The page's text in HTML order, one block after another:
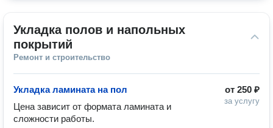
Укладка полов и напольных
покрытий
Ремонт и строительство
от 250 ₽
за услугу
Укладка ламината на пол
Цена зависит от формата ламината и
сложности работы.